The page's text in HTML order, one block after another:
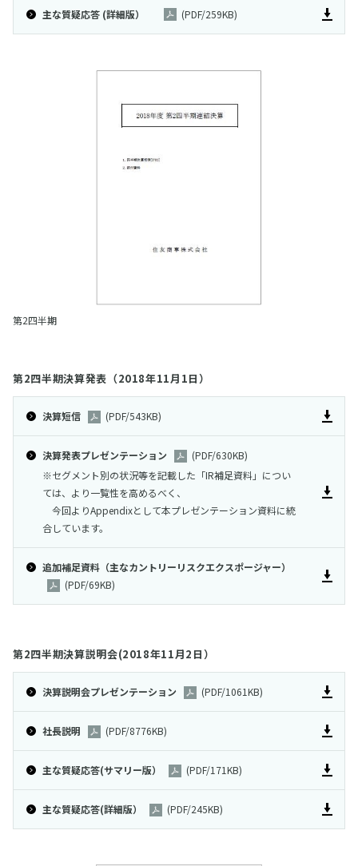
主な質疑応答 (詳細版） (PDF/259KB)
第2四半期
第2四半期決算発表（2018年11月1日）
決算短信 (PDF/543KB)
決算発表プレゼンテーション
(PDF/630KB)
※セグメント別の状況等を記載した「IR補足資料」につい
ては、より一覧性を高めるべく、
今回よりAppendixとして本プレゼンテーション資料に統
合しています。
追加補足資料（主なカントリーリスクエクスポージャー）
(PDF/69KB)
第2四半期決算説明会(2018年11月2日）
決算説明会プレゼンテーション (PDF/1061KB)
社長説明 (PDF/8776KB)
主な質疑応答(サマリー版） (PDF/171KB)
主な質疑応答(詳細版） (PDF/245KB)